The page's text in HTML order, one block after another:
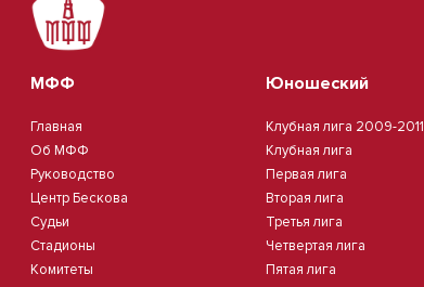
МФФ
Главная
Об МФФ
Руководство
Центр Бескова
Судьи
Стадионы
Комитеты
Юношеский
Клубная лига 2009-2011
Клубная лига
Первая лига
Вторая лига
Третья лига
Четвертая лига
Пятая лига